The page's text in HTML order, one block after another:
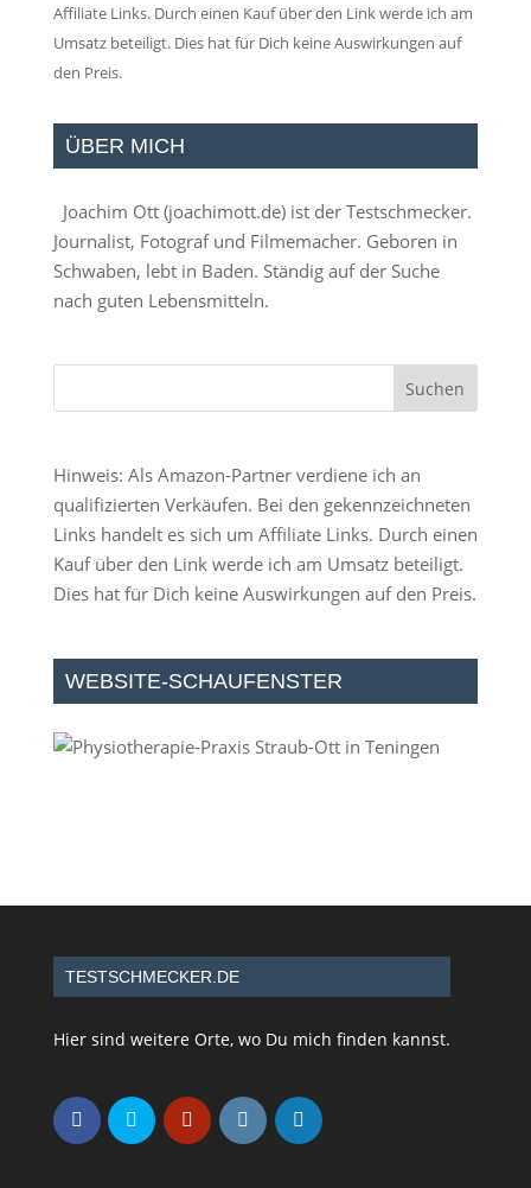
Affiliate Links. Durch einen Kauf über den Link werde ich am
Umsatz beteiligt. Dies hat für Dich keine Auswirkungen auf
den Preis.
ÜBER MICH
Joachim Ott (joachimott.de) ist der Testschmecker.
Journalist, Fotograf und Filmemacher. Geboren in
Schwaben, lebt in Baden. Ständig auf der Suche
nach guten Lebensmitteln.
Hinweis: Als Amazon-Partner verdiene ich an
qualifizierten Verkäufen. Bei den gekennzeichneten
Links handelt es sich um Affiliate Links. Durch einen
Kauf über den Link werde ich am Umsatz beteiligt.
Dies hat für Dich keine Auswirkungen auf den Preis.
WEBSITE-SCHAUFENSTER
TESTSCHMECKER.DE
Hier sind weitere Orte, wo Du mich finden kannst.